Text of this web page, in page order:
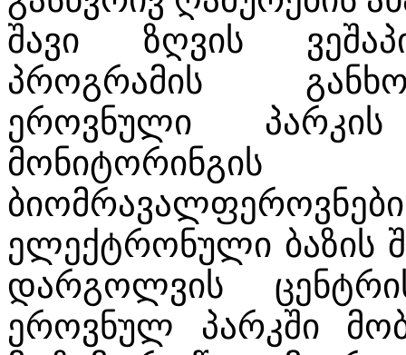
შავი ზღვის
პროგრამის
ეროვნული
მონიტორინგის
ელექტრონული ბაზის
დარგოლვის
ეროვნულ პარკში